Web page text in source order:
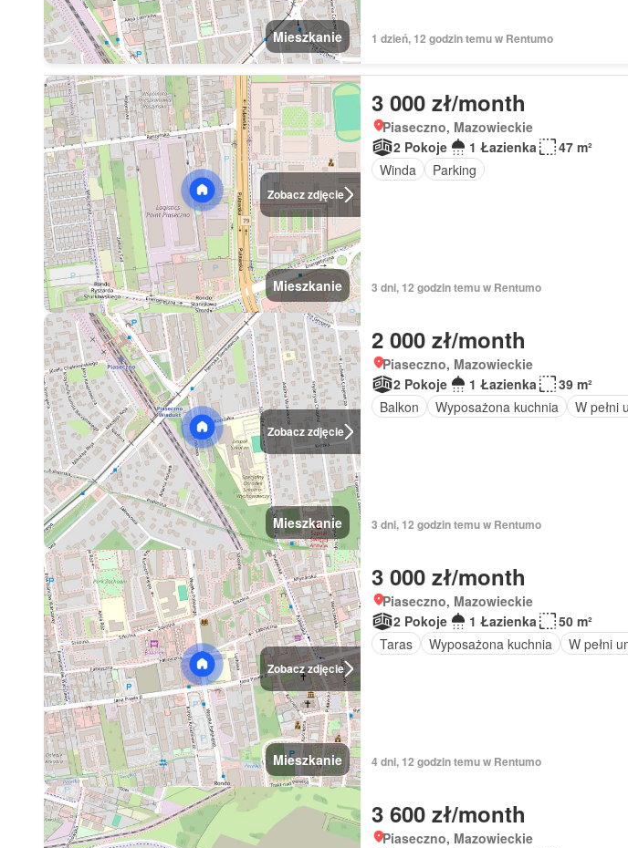
Mieszkanie 1 dzień, 12 godzin temu w Rentumo
Zobacz zdjęcie
Mieszkanie
3 000 zł/month
Piaseczno, Mazowieckie
2 Pokoje
1 Łazienka
47 m²
Winda
Parking
3 dni, 12 godzin temu w Rentumo
Zobacz zdjęcie
Mieszkanie
2 000 zł/month
Piaseczno, Mazowieckie
2 Pokoje
1 Łazienka
39 m²
Balkon
Wyposażona kuchnia W pełni
3 dni, 12 godzin temu w Rentumo
Zobacz zdjęcie
Mieszkanie
3 000 zł/month
Piaseczno, Mazowieckie
2 Pokoje
1 Łazienka
50 m²
Taras
Wyposażona kuchnia W pełni
4 dni, 12 godzin temu w Rentumo
3 600 zł/month
Piaseczno, Mazowieckie